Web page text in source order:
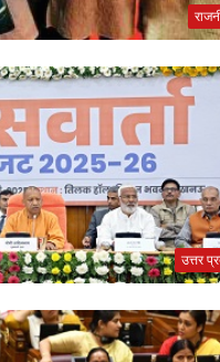
उत्तर